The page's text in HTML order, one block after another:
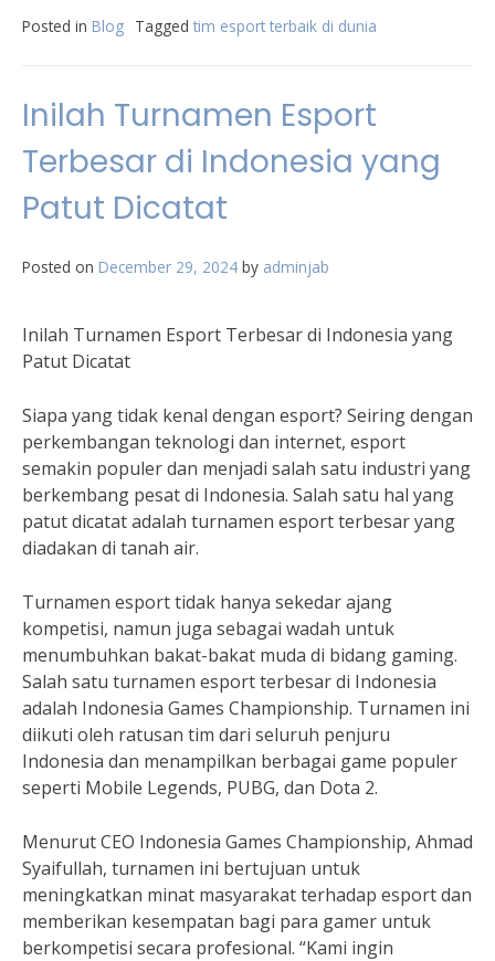
Posted in Blog Tagged tim esport terbaik di dunia
Inilah Turnamen Esport
Terbesar di Indonesia yang
Patut Dicatat
Posted on December 29, 2024 by adminjab
Inilah Turnamen Esport Terbesar di Indonesia yang
Patut Dicatat
Siapa yang tidak kenal dengan esport? Seiring dengan
perkembangan teknologi dan internet, esport
semakin populer dan menjadi salah satu industri yang
berkembang pesat di Indonesia. Salah satu hal yang
patut dicatat adalah turnamen esport terbesar yang
diadakan di tanah air.
Turnamen esport tidak hanya sekedar ajang
kompetisi, namun juga sebagai wadah untuk
menumbuhkan bakat-bakat muda di bidang gaming.
Salah satu turnamen esport terbesar di Indonesia
adalah Indonesia Games Championship. Turnamen ini
diikuti oleh ratusan tim dari seluruh penjuru
Indonesia dan menampilkan berbagai game populer
seperti Mobile Legends, PUBG, dan Dota 2.
Menurut CEO Indonesia Games Championship, Ahmad
Syaifullah, turnamen ini bertujuan untuk
meningkatkan minat masyarakat terhadap esport dan
memberikan kesempatan bagi para gamer untuk
berkompetisi secara profesional. “Kami ingin